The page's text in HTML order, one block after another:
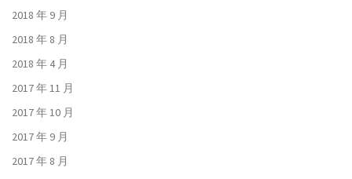
2018 年 9 月
2018 年 8 月
2018 年 4 月
2017 年 11 月
2017 年 10 月
2017 年 9 月
2017 年 8 月